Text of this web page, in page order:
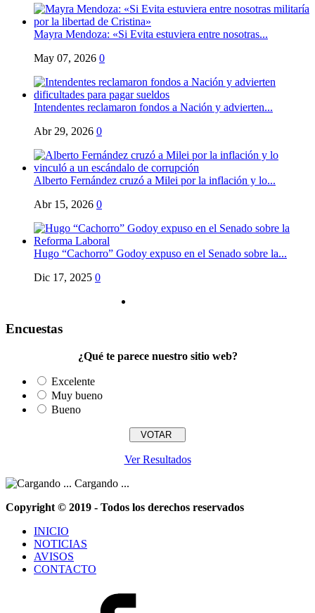
Mayra Mendoza: «Si Evita estuviera entre nosotras...
May 07, 2026 0
Intendentes reclamaron fondos a Nación y advierten...
Abr 29, 2026 0
Alberto Fernández cruzó a Milei por la inflación y lo...
Abr 15, 2026 0
Hugo “Cachorro” Godoy expuso en el Senado sobre la...
Dic 17, 2025 0
Encuestas
¿Qué te parece nuestro sitio web?
Excelente
Muy bueno
Bueno
Ver Resultados
Cargando ...
Copyright © 2019 - Todos los derechos reservados
INICIO
NOTICIAS
AVISOS
CONTACTO